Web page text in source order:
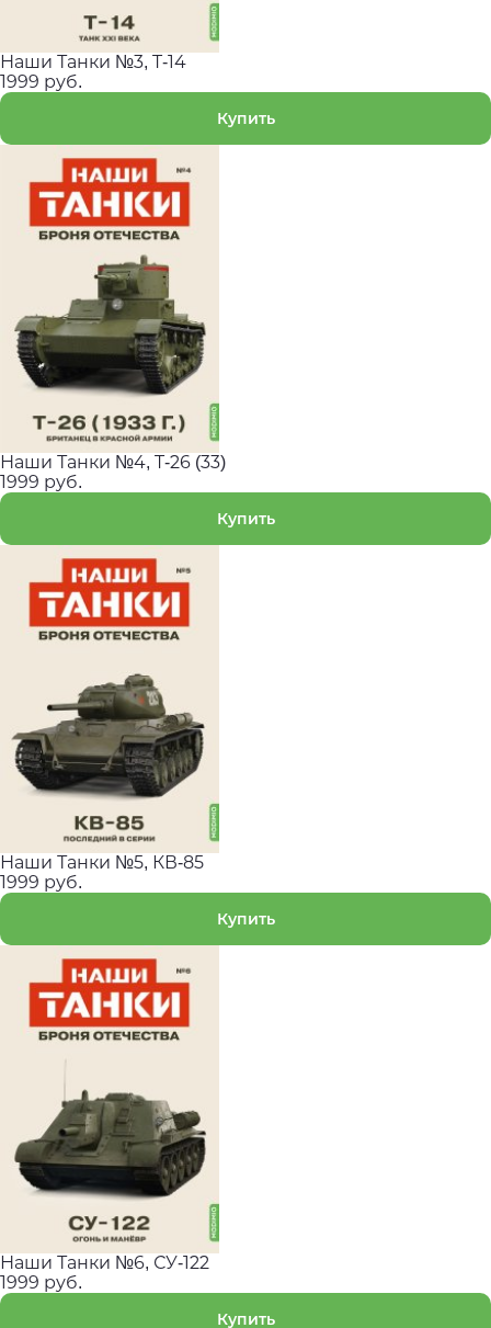
Наши Танки №3, T-14
1999 руб.
Купить
Наши Танки №4, T-26 (33)
1999 руб.
Купить
Наши Танки №5, КВ-85
1999 руб.
Купить
Наши Танки №6, СУ-122
1999 руб.
Купить